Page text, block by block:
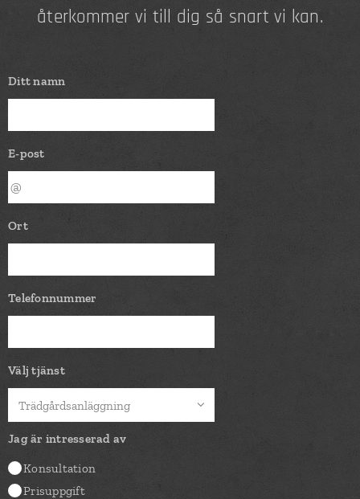
återkommer vi till dig så snart vi kan.
Ditt namn
E-post
Ort
Telefonnummer
Välj tjänst
Jag är intresserad av
Konsultation
Prisuppgift